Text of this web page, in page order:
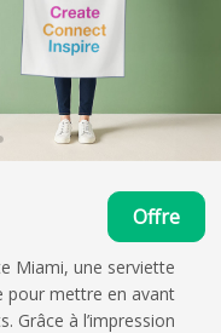
Offre
Miami, une serviette
pour mettre en avant
Grâce à l’impression